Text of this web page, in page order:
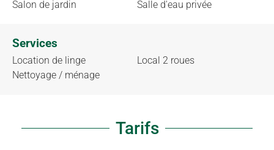
Salon de jardin
Salle d'eau privée
Services
Location de linge
Nettoyage / ménage
Local 2 roues
Tarifs